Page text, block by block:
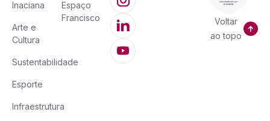
Inaciana
Arte e
Cultura
Sustentabilidade
Esporte
Infraestrutura
Espaço
Francisco
Voltar
ao topo